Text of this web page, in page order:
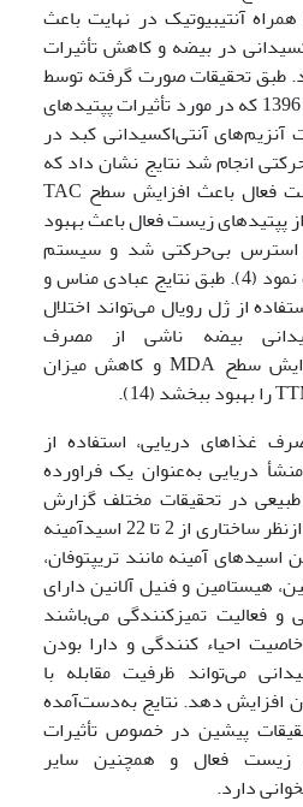
آنتی­بیوتیک در نهایت باعث
در بیضه و کاهش تأثیرات
طبق تحقیقات صورت گرفته توسط
حیدری و همکاران در سال 1396 که در مورد تأثیرات پپتیدهای
آنتی‌اکسیدانی کبد در
انجام شد نتایج نشان داد که
استفاده از پپتیدهای زیست فعال باعث افزایش سطح TAC
پپتیدهای زیست فعال باعث بهبود
استرس بی‌حرکتی شد و سیستم
ایمنی را نیز در کبد تقویت نمود (4). طبق نتایج عبادی مناس و
در سال 2017، استفاده از ژل رویال می‌تواند اختلال
بیضه ناشی از مصرف
اوفلوکساسین ازجمله افزایش سطح MDA و کاهش میزان
غذاهای دریایی، استفاده از
دریایی به‌عنوان یک فراورده
در تحقیقات مختلف گزارش
شده است. این فراورده‌ها ازنظر ساختاری از 2 تا 22 اسیدآمینه
آمینه مانند تریپتوفان،
هیستامین و فنیل آلانین دارای
و فعالیت تمیزکنندگی می‌باشند
خاصیت احیاء کنندگی و دارا بودن
می‌تواند ظرفیت مقابله با
افزایش دهد. نتایج به‌دست‌آمده
پیشین در خصوص تأثیرات
زیست فعال و همچنین سایر
دارد.